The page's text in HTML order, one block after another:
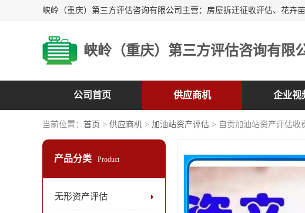
峡岭（重庆）第三方评估咨询有限
公司首页 供应商机 企业视
当前位置： 首页 > 供应商机 > 加油站资产评估 > 自贡加油站资产评估收
产品分类 Product
无形资产评估